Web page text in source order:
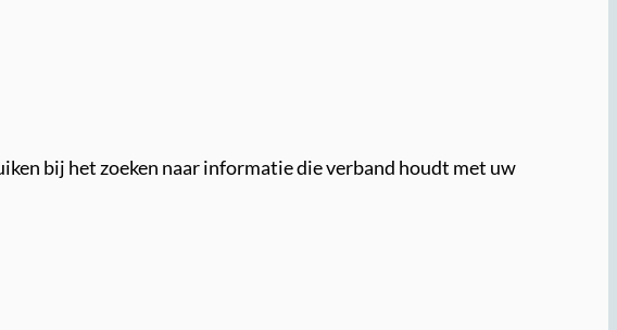
bij het zoeken naar informatie die verband houdt met uw